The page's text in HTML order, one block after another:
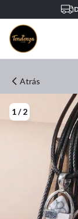
Atrás
1/2